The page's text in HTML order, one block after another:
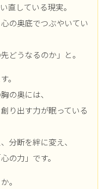
直している現実。
の奥底でつぶやいてい
どうなるのか」と。
。
の奥には、
り出す力が眠っている
分断を絆に変え、
の力」です。
。